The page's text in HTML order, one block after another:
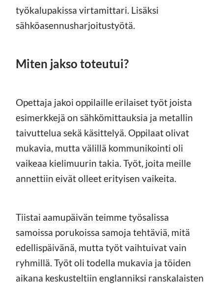
työkalupakissa virtamittari. Lisäksi
sähköasennusharjoitustyötä.
Miten jakso toteutui?
Opettaja jakoi oppilaille erilaiset työt joista
esimerkkejä on sähkömittauksia ja metallin
taivuttelua sekä käsittelyä. Oppilaat olivat
mukavia, mutta välillä kommunikointi oli
vaikeaa kielimuurin takia. Työt, joita meille
annettiin eivät olleet erityisen vaikeita.
Tiistai aamupäivän teimme työsalissa
samoissa porukoissa samoja tehtäviä, mitä
edellispäivänä, mutta työt vaihtuivat vain
ryhmillä. Työt oli todella mukavia ja töiden
aikana keskusteltiin englanniksi ranskalaisten